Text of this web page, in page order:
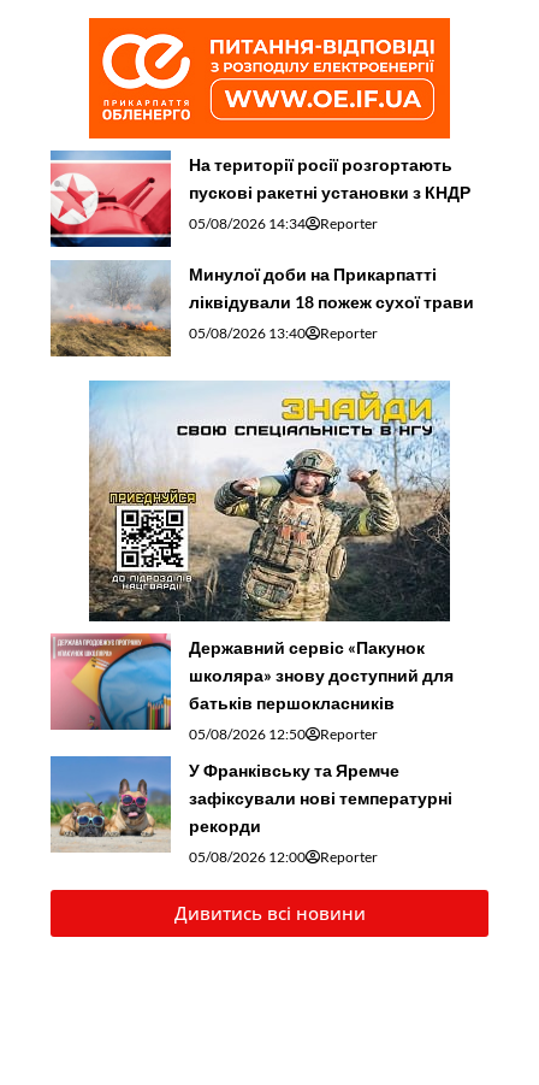
На території росії розгортають
пускові ракетні установки з КНДР
05/08/2026 14:34 Reporter
Минулої доби на Прикарпатті
ліквідували 18 пожеж сухої трави
05/08/2026 13:40 Reporter
Державний сервіс «Пакунок
школяра» знову доступний для
батьків першокласників
05/08/2026 12:50 Reporter
У Франківську та Яремче
зафіксували нові температурні
рекорди
05/08/2026 12:00 Reporter
Дивитись всі новини